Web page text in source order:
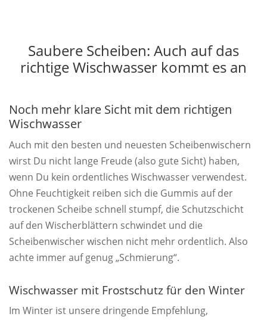
Saubere Scheiben: Auch auf das
richtige Wischwasser kommt es an
Noch mehr klare Sicht mit dem richtigen
Wischwasser
Auch mit den besten und neuesten Scheibenwischern
wirst Du nicht lange Freude (also gute Sicht) haben,
wenn Du kein ordentliches Wischwasser verwendest.
Ohne Feuchtigkeit reiben sich die Gummis auf der
trockenen Scheibe schnell stumpf, die Schutzschicht
auf den Wischerblättern schwindet und die
Scheibenwischer wischen nicht mehr ordentlich. Also
achte immer auf genug „Schmierung“.
Wischwasser mit Frostschutz für den Winter
Im Winter ist unsere dringende Empfehlung,